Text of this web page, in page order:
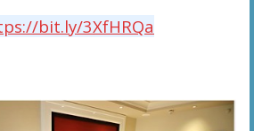
bit.ly/3XfHRQa